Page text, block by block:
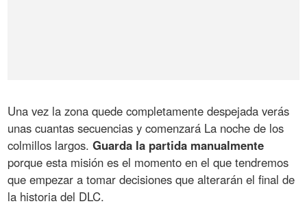
Una vez la zona quede completamente despejada verás
unas cuantas secuencias y comenzará La noche de los
colmillos largos.Guarda la partida manualmente
porque esta misión es el momento en el que tendremos
que empezar a tomar decisiones que alterarán el final de
la historia del DLC.